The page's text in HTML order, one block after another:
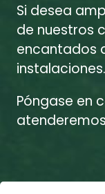
Si desea
de nuestros
encantados
instalaciones.
Póngase en